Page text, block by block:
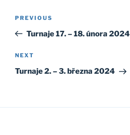
Previous
Post
PREVIOUS
Turnaje 17. – 18. února 2024
Next
Post
NEXT
Turnaje 2. – 3. března 2024